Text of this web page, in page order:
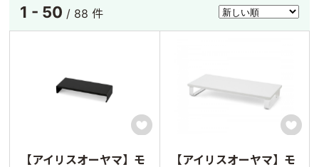
1 - 50 / 88 件

【アイリスオーヤマ】モ

【アイリスオーヤマ】モ